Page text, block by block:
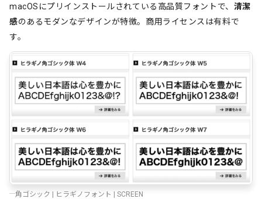
macOSにプリインストールされている高品質フォントで、 清潔
感のあるモダンなデザインが特徴。商用ライセンスは有料で
す。
角ゴシック | ヒラギノフォント | SCREEN